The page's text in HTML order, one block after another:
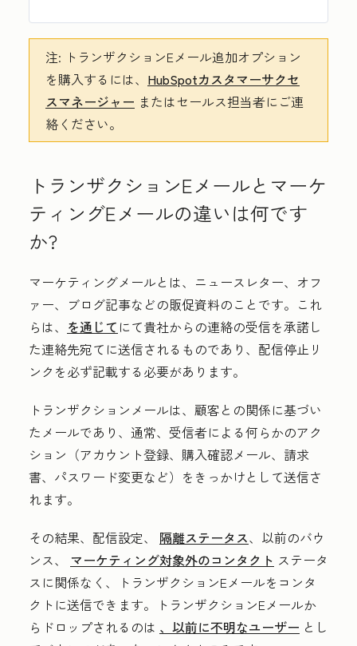
注: トランザクションEメール追加オプション
を購入するには、 HubSpotカスタマーサクセ
スマネージャー またはセールス担当者にご連
絡ください。
トランザクションEメールとマーケ
ティングEメールの違いは何です
か?
マーケティングメールとは、ニュースレター、オフ
ァー、ブログ記事などの販促資料のことです。これ
らは、 を通じて にて貴社からの連絡の受信を承諾し
た連絡先宛てに送信されるものであり、配信停止リ
ンクを必ず記載する必要があります。
トランザクションメールは、顧客との関係に基づい
たメールであり、通常、受信者による何らかのアク
ション（アカウント登録、購入確認メール、請求
書、パスワード変更など）をきっかけとして送信さ
れます。
その結果、配信設定、 隔離ステータス、以前のバウ
ンス、 マーケティング対象外のコンタクト ステータ
スに関係なく、トランザクションEメールをコンタ
クトに送信できます。トランザクションEメールか
らドロップされるのは 、以前に不明なユーザー とし